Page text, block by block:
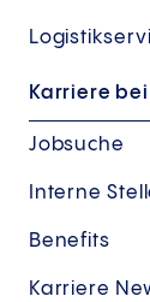
Karriere
Jobsuche
Interne
Benefits
Karriere